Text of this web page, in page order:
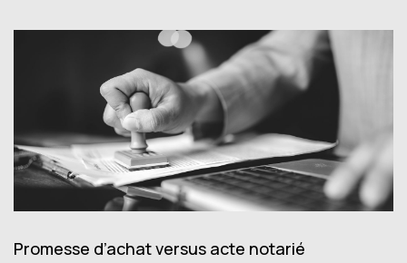
Promesse d’achat versus acte notarié